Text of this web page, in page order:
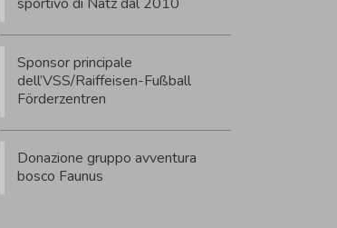
Sponsor principale
dell’VSS/Raiffeisen-Fußball
Förderzentren
Donazione gruppo avventura
bosco Faunus